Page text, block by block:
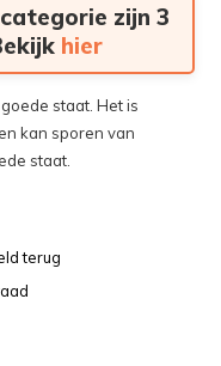
zijn 3
hier
staat. Het is
kan sporen van
staat.
terug